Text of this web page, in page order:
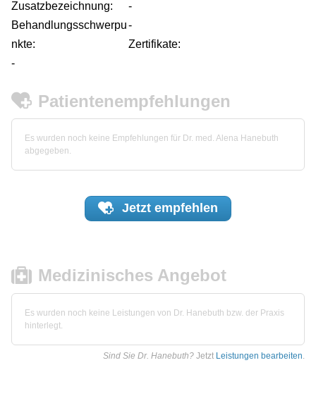
Zusatzbezeichnung:
-
Behandlungsschwerpu
nkte:
-
Zertifikate:
-
Patientenempfehlungen
Es wurden noch keine Empfehlungen für Dr. med. Alena Hanebuth
abgegeben.
Jetzt empfehlen
Medizinisches Angebot
Es wurden noch keine Leistungen von Dr. Hanebuth bzw. der Praxis
hinterlegt.
Sind Sie Dr. Hanebuth? Jetzt Leistungen bearbeiten.